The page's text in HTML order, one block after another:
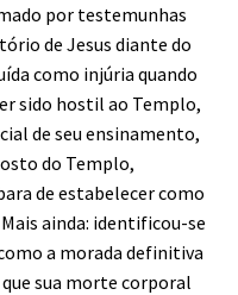
por testemunhas
de Jesus diante do
como injúria quando
sido hostil ao Templo,
de seu ensinamento,
do Templo,
de estabelecer como
ainda: identificou-se
a morada definitiva
sua morte corporal